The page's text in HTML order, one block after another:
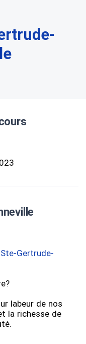
Gertrude-
labeur de nos
la richesse de